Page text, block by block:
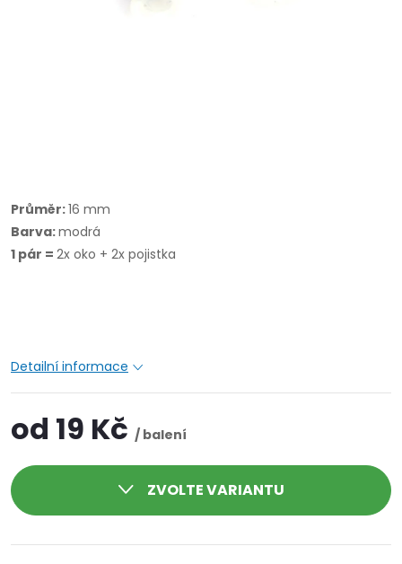
Průměr:16 mm
Barva:modrá
1 pár = 2x oko + 2x pojistka
Detailní informace
od 19 Kč / balení
ZVOLTE VARIANTU